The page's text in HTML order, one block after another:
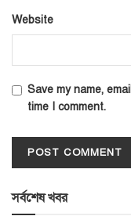
Website
Save my name,
time I comment.
সর্বশেষ খবর